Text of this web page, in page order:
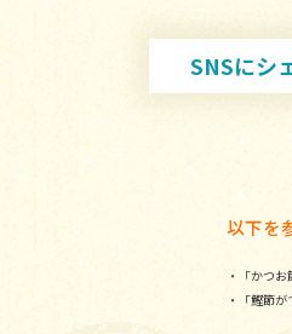
SNSにシ
以下を
・「かつ
・「鰹節